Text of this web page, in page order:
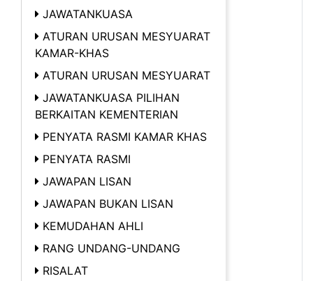
JAWATANKUASA
ATURAN URUSAN MESYUARAT
KAMAR-KHAS
ATURAN URUSAN MESYUARAT
JAWATANKUASA PILIHAN
BERKAITAN KEMENTERIAN
PENYATA RASMI KAMAR KHAS
PENYATA RASMI
JAWAPAN LISAN
JAWAPAN BUKAN LISAN
KEMUDAHAN AHLI
RANG UNDANG-UNDANG
RISALAT